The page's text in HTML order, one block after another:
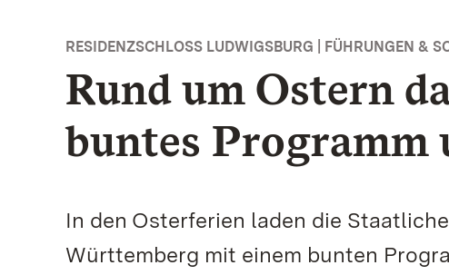
RESIDENZSCHLOSS LUDWIGSBURG | FÜHRUNGEN &
Rund um Ostern
buntes Programm
In den Osterferien laden die
Württemberg mit einem bunten